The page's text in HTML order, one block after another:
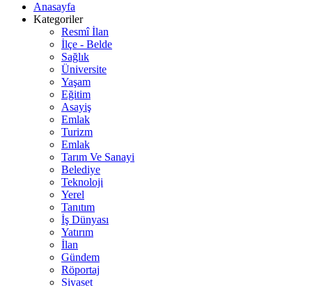
Anasayfa
Kategoriler
Resmî İlan
İlçe - Belde
Sağlık
Üniversite
Yaşam
Eğitim
Asayiş
Emlak
Turizm
Emlak
Tarım Ve Sanayi
Belediye
Teknoloji
Yerel
Tanıtım
İş Dünyası
Yatırım
İlan
Gündem
Röportaj
Siyaset